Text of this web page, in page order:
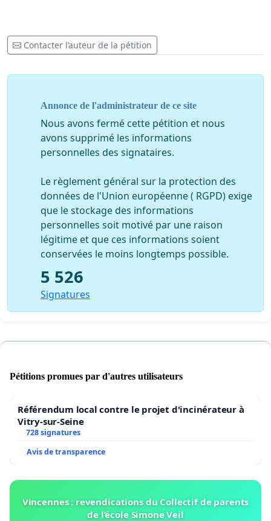
Contacter l’auteur de la pétition
Annonce de l'administrateur de ce site
Nous avons fermé cette pétition et nous
avons supprimé les informations
personnelles des signataires.
Le règlement général sur la protection des
données de l'Union européenne ( RGPD) exige
que le stockage des informations
personnelles soit motivé par une raison
légitime et que ces informations soient
conservées le moins longtemps possible.
5 526
Signatures
Pétitions promues par d'autres utilisateurs
Référendum local contre le projet d'incinérateur à
Vitry-sur-Seine
728 signatures
Avis de transparence
Vincennes : revendications du Collectif de parents
de l’école Simone Veil